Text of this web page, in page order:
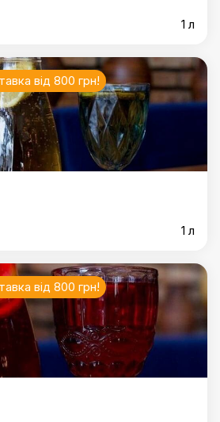
1 л
від 800 грн!
1 л
від 800 грн!